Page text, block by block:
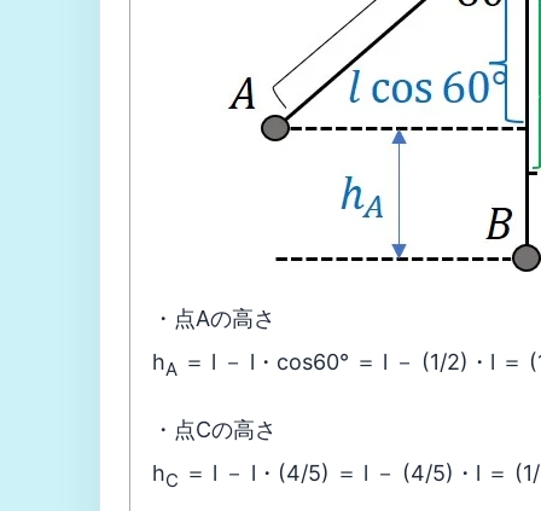
・点Aの高さ
hA ＝ l － l・cos60° ＝ l － (1/2)・l ＝
・点Cの高さ
hC ＝ l － l・(4/5) ＝ l － (4/5)・l ＝